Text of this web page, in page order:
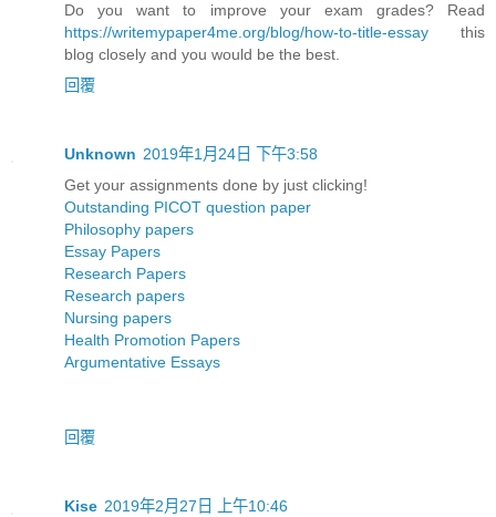
Do you want to improve your exam grades? Read
https://writemypaper4me.org/blog/how-to-title-essay this
blog closely and you would be the best.
回覆
Unknown 2019年1月24日 下午3:58
Get your assignments done by just clicking!
Outstanding PICOT question paper
Philosophy papers
Essay Papers
Research Papers
Research papers
Nursing papers
Health Promotion Papers
Argumentative Essays
回覆
Kise 2019年2月27日 上午10:46